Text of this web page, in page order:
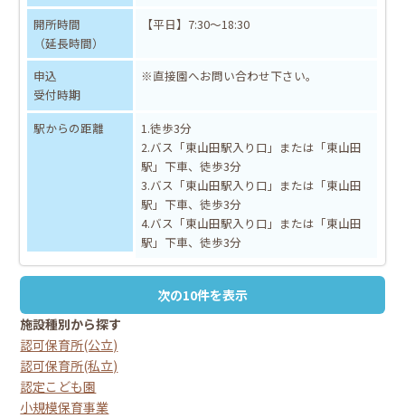
開所時間
（延長時間）
【平日】7:30～18:30
申込
受付時期
※直接園へお問い合わせ下さい。
駅からの距離
1.徒歩3分
2.バス「東山田駅入り口」または「東山田
駅」下車、徒歩3分
3.バス「東山田駅入り口」または「東山田
駅」下車、徒歩3分
4.バス「東山田駅入り口」または「東山田
駅」下車、徒歩3分
次の10件を表示
施設種別から探す
認可保育所(公立)
認可保育所(私立)
認定こども園
小規模保育事業